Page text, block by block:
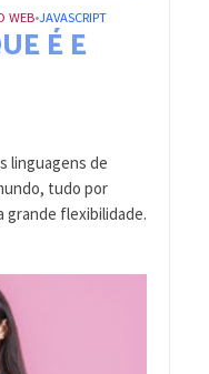
WEB•JAVASCRIPT
É E
linguagens de
tudo por
grande flexibilidade.